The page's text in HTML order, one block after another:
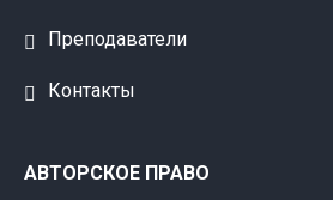
Преподаватели
Контакты
АВТОРСКОЕ ПРАВО